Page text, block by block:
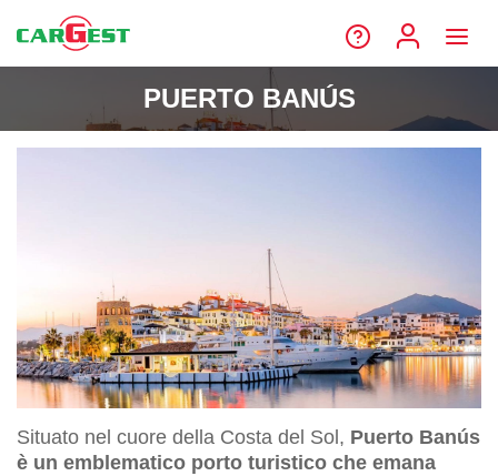
PUERTO BANÚS
Situato nel cuore della Costa del Sol, Puerto Banús
è un emblematico porto turistico che emana